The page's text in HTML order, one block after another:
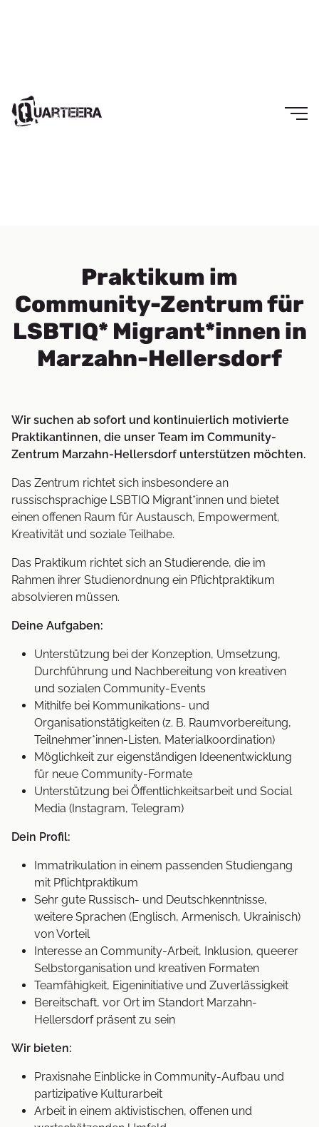
Praktikum im
Community-Zentrum für
LSBTIQ* Migrant*innen in
Marzahn-Hellersdorf
Wir suchen ab sofort und kontinuierlich motivierte
Praktikantinnen, die unser Team im Community-
Zentrum Marzahn-Hellersdorf unterstützen möchten.
Das Zentrum richtet sich insbesondere an
russischsprachige LSBTIQ Migrant*innen und bietet
einen offenen Raum für Austausch, Empowerment,
Kreativität und soziale Teilhabe.
Das Praktikum richtet sich an Studierende, die im
Rahmen ihrer Studienordnung ein Pflichtpraktikum
absolvieren müssen.
Deine Aufgaben:
Unterstützung bei der Konzeption, Umsetzung,
Durchführung und Nachbereitung von kreativen
und sozialen Community-Events
Mithilfe bei Kommunikations- und
Organisationstätigkeiten (z. B. Raumvorbereitung,
Teilnehmer*innen-Listen, Materialkoordination)
Möglichkeit zur eigenständigen Ideenentwicklung
für neue Community-Formate
Unterstützung bei Öffentlichkeitsarbeit und Social
Media (Instagram, Telegram)
Dein Profil:
Immatrikulation in einem passenden Studiengang
mit Pflichtpraktikum
Sehr gute Russisch- und Deutschkenntnisse,
weitere Sprachen (Englisch, Armenisch, Ukrainisch)
von Vorteil
Interesse an Community-Arbeit, Inklusion, queerer
Selbstorganisation und kreativen Formaten
Teamfähigkeit, Eigeninitiative und Zuverlässigkeit
Bereitschaft, vor Ort im Standort Marzahn-
Hellersdorf präsent zu sein
Wir bieten:
Praxisnahe Einblicke in Community-Aufbau und
partizipative Kulturarbeit
Arbeit in einem aktivistischen, offenen und